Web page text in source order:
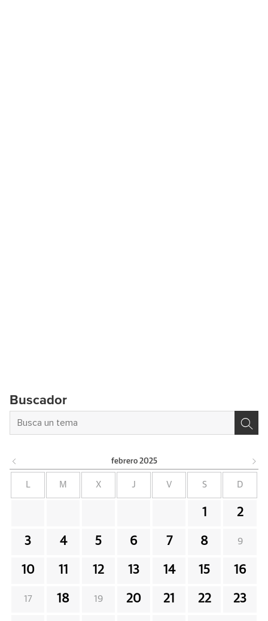
Buscador
febrero 2025
M X J V S D
1 2
3 4 5 6 7 8 9
10 11 12 13 14 15 16
17 18 19 20 21 22 23